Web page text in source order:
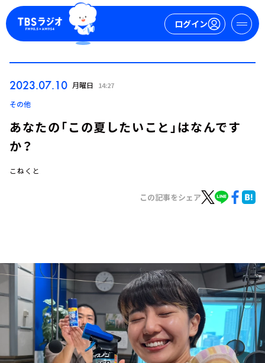
ログイン
お知らせ
イベント・グッズ
YouTube
会社情報
2023.07.10 月曜日 14:27
その他
あなたの「この夏したいこと」はなんです
か？
こねくと
この記事をシェア